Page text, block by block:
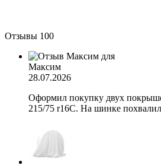
Отзывы 100
Максим
28.07.2026
Оформил покупку двух
215/75 r16C. На шинке